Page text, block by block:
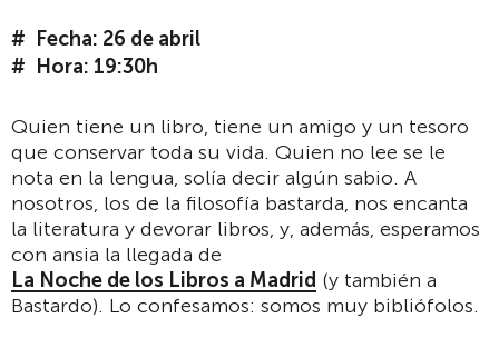
Fecha: 26 de abril
Hora: 19:30h
Quien tiene un libro, tiene un amigo y un tesoro
que conservar toda su vida. Quien no lee se le
nota en la lengua, solía decir algún sabio. A
nosotros, los de la filosofía bastarda, nos encanta
la literatura y devorar libros, y, además, esperamos
con ansia la llegada de
La Noche de los Libros a Madrid (y también a
Bastardo). Lo confesamos: somos muy bibliófolos.